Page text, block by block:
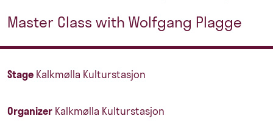
Master Class with Wolfgang Plagge
Stage Kalkmølla Kulturstasjon
Organizer Kalkmølla Kulturstasjon